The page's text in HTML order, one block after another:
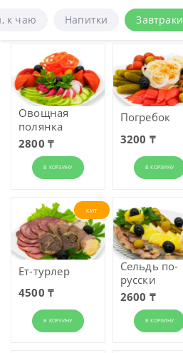
к чаю Напитки Завтраки
Овощная
полянка
2800 ₸
В КОРЗИНУ
Погребок
3200 ₸
В КОРЗИНУ
хит
Ет-турлер
4500 ₸
В КОРЗИНУ
Сельдь по-
русски
2600 ₸
В КОРЗИНУ